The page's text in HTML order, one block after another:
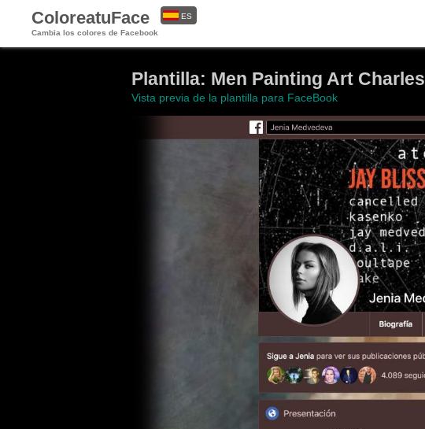
ColoreatuFace
Cambia los colores de Facebook
ES
Plantilla: Men Painting Art
Vista previa de la plantilla para FaceBook